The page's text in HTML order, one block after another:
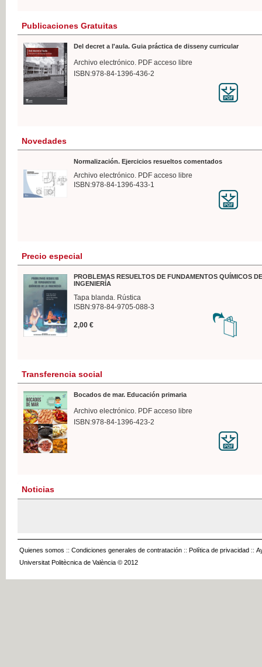
Publicaciones Gratuitas
Del decret a l'aula. Guia práctica de disseny curricular
Archivo electrónico. PDF acceso libre
ISBN:978-84-1396-436-2
Novedades
Normalización. Ejercicios resueltos comentados
Archivo electrónico. PDF acceso libre
ISBN:978-84-1396-433-1
Precio especial
PROBLEMAS RESUELTOS DE FUNDAMENTOS QUÍMICOS
INGENIERÍA
Tapa blanda. Rústica
ISBN:978-84-9705-088-3
2,00 €
Transferencia social
Bocados de mar. Educación primaria
Archivo electrónico. PDF acceso libre
ISBN:978-84-1396-423-2
Noticias
Quienes somos :: Condiciones generales de contratación :: Política de privacidad ::
Universitat Politècnica de València © 2012